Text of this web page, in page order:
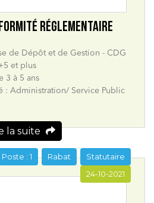
RÉGLEMENTAIRE
de Dépôt et de Gestion - CDG
et plus
3 à 5 ans
: Administration/ Service Public
la suite
Statutaire
Rabat
Poste : 1
24-10-2021